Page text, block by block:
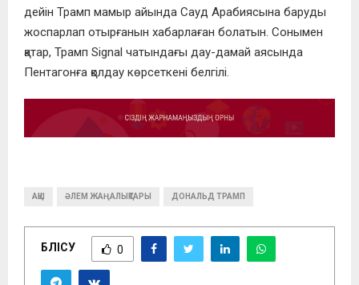
дейін Трамп мамыр айында Сауд Арабиясына баруды
жоспарлап отырғанын хабарлаған болатын. Сонымен
қатар, Трамп Signal чатындағы дау-дамай аясында
Пентагонға қолдау көрсеткені белгілі.
АҚШ ӘЛЕМ ЖАҢАЛЫҚТАРЫ ДОНАЛЬД ТРАМП
БӨЛІСУ 0